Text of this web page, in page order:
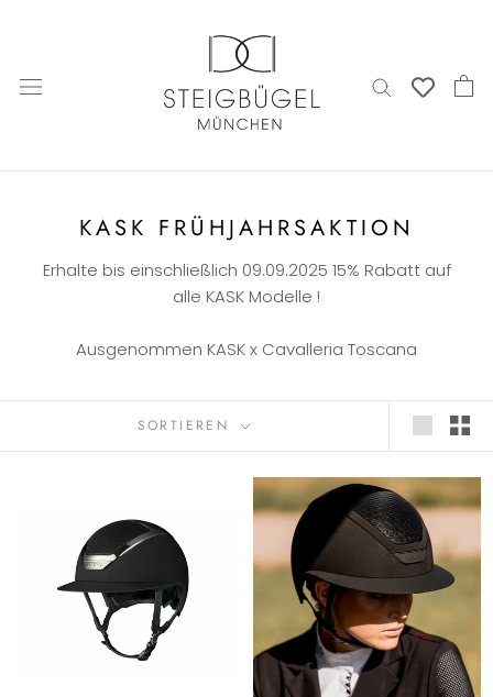
KASK FRÜHJAHRSAKTION
Erhalte bis einschließlich 09.09.2025 15% Rabatt auf
alle KASK Modelle !
Ausgenommen KASK x Cavalleria Toscana
SORTIEREN